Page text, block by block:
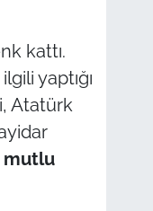
kattı.
yaptığı
Atatürk
mutlu